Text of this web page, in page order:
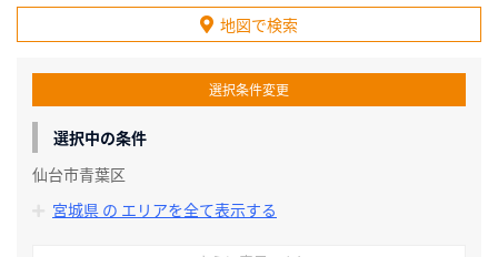
地図で検索
選択条件変更
選択中の条件
仙台市青葉区
宮城県 の エリアを全て表示する